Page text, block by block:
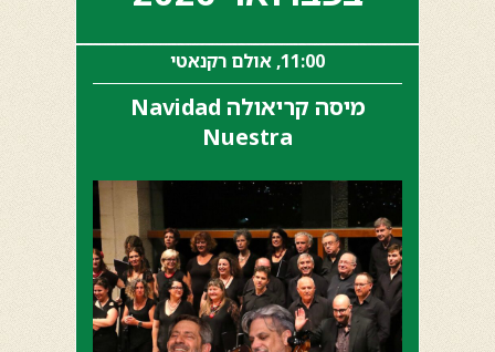
11:00, אולם רקנאטי
מיסה קריאולה Navidad
Nuestra